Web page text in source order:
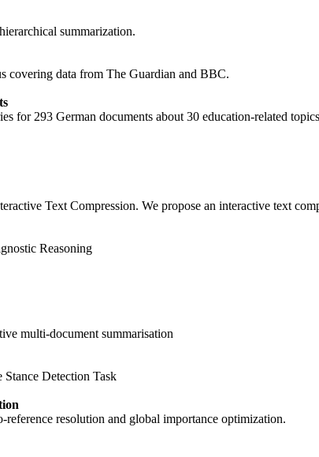
summarization.
covering data from The Guardian and BBC.
for 293 German documents about 30 education-related
Text Compression. We propose an interactive text
Reasoning
multi-document summarisation
Detection Task
reference resolution and global importance optimization.